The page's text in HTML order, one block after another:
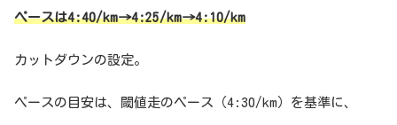
ペースは4:40/km→4:25/km→4:10/km
カットダウンの設定。
ペースの目安は、閾値走のペース（4:30/km）を基準に、